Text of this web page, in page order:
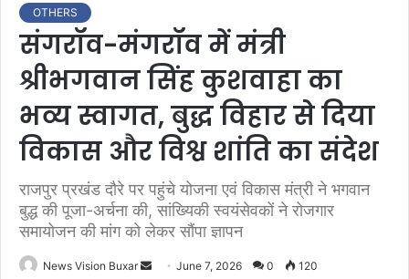
OTHERS
संगरॉव-मंगरॉव में मंत्री
श्रीभगवान सिंह कुशवाहा का
भव्य स्वागत, बुद्ध विहार से दिया
विकास और विश्व शांति का संदेश
राजपुर प्रखंड दौरे पर पहुंचे योजना एवं विकास मंत्री ने भगवान
बुद्ध की पूजा-अर्चना की, सांख्यिकी स्वयंसेवकों ने रोजगार
समायोजन की मांग को लेकर सौंपा ज्ञापन
News Vision Buxar June 7, 2026 0 120